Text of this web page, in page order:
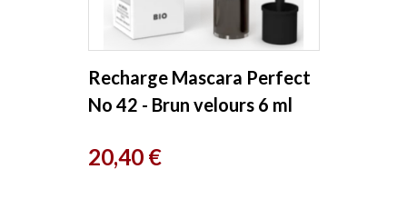
Recharge Mascara Perfect
No 42 - Brun velours 6 ml
Prix
20,40 €